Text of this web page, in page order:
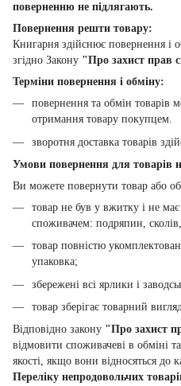
поверненню не підлягають.
Повернення решти товару:
Книгарня здійснює повернення і
згідно Закону "Про захист прав
Терміни повернення і обміну:
повернення та обмін товарів
отримання товару покупцем.
зворотня доставка товарів
Умови повернення для товарів
Ви можете повернути товар або
товар не був у вжитку і не має
споживачем: подряпин,
товар повністю
упаковка;
збережені всі ярлики і
товар зберігає товарний
Відповідно закону "Про захист
відмовити споживачеві в обміні
якості, якщо вони відносяться до
Переліку непродовольчих